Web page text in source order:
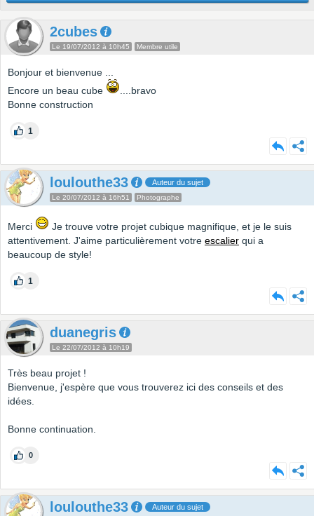
2cubes
Le 19/07/2012 à 10h45 Membre utile
Bonjour et bienvenue ...
Encore un beau cube
....bravo
Bonne construction
1
loulouthe33 Auteur du sujet
Le 20/07/2012 à 16h51 Photographe
Merci
Je trouve votre projet cubique magnifique, et je le suis
attentivement. J'aime particulièrement votre escalier qui a
beaucoup de style!
1
duanegris
Le 22/07/2012 à 10h19
Très beau projet !
Bienvenue, j'espère que vous trouverez ici des conseils et des
idées.
Bonne continuation.
0
loulouthe33 Auteur du sujet